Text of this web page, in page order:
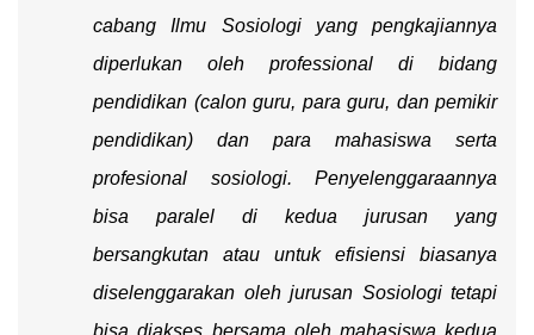
cabang Ilmu Sosiologi yang pengkajiannya
diperlukan oleh professional di bidang
pendidikan (calon guru, para guru, dan pemikir
pendidikan) dan para mahasiswa serta
profesional sosiologi. Penyelenggaraannya
bisa paralel di kedua jurusan yang
bersangkutan atau untuk efisiensi biasanya
diselenggarakan oleh jurusan Sosiologi tetapi